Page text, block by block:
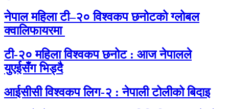
नेपाल महिला टी–२० विश्वकप छनोटको ग्लोबल
क्वालिफायरमा
टी-२० महिला विश्वकप छनोट : आज नेपालले
युएईसँग भिड्दै
आईसीसी विश्वकप लिग-२ : नेपाली टोलीको बिदाइ